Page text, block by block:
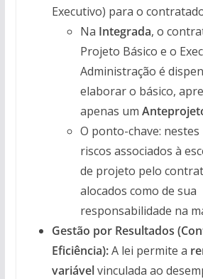
Executivo) para o
Na Integrada, o
Projeto Básico e o
Administração é
elaborar o básico,
apenas um
O ponto-chave:
riscos associados à
de projeto pelo
alocados como de sua
responsabilidade na
Gestão por Resultados
Eficiência):A lei permite a
variávelvinculada ao